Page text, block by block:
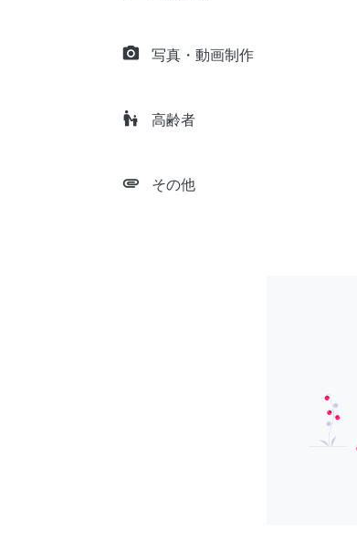
camera_alt 写真・動画制作
escalator_warning 高齢者
attachment その他